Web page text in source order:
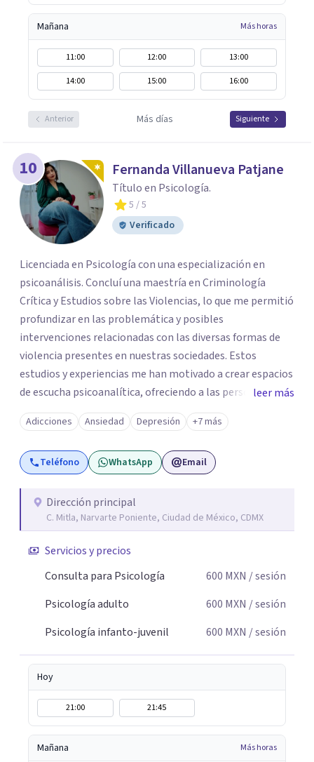
Mañana Más horas
11:00 12:00
13:00
14:00
15:00 16:00
Anterior Más días Siguiente
10 Fernanda Villanueva Patjane
Título en Psicología.
5 / 5
Verificado
Licenciada en Psicología con una especialización en
psicoanálisis. Concluí una maestría en Criminología
Crítica y Estudios sobre las Violencias, lo que me permitió
profundizar en las problemática y posibles
intervenciones relacionadas con las diversas formas de
violencia presentes en nuestras sociedades. Estos
estudios y experiencias me han motivado a crear espacios
de escucha psicoanalítica, ofreciendo a las personas la
oportunidad de hablar sobre aquello que les causa
padecimiento y buscar diversas formas de abordaje y
acompañamiento.
leer más
Adicciones Ansiedad Depresión +7 más
Teléfono WhatsApp Email
Dirección principal
C. Mitla, Narvarte Poniente, Ciudad de México, CDMX
Servicios y precios
Consulta para Psicología
600 MXN / sesión
Psicología adulto
600 MXN / sesión
Psicología infanto-juvenil
600 MXN / sesión
Hoy
21:00 21:45
Mañana Más horas